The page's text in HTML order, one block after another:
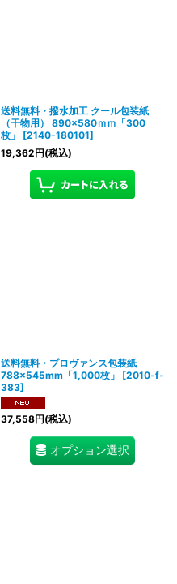
送料無料・撥水加工 クール包装紙
（干物用） 890×580ｍｍ「300
枚」
[2140-180101]
19,362円(税込)
送料無料・プロヴァンス包装紙
788×545mm「1,000枚」
[2010-f-
383]
37,558円(税込)
オプション選択